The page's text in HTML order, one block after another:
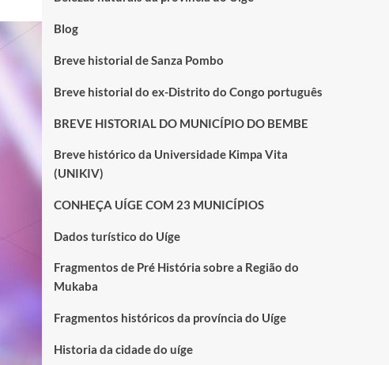
Blog
Breve historial de Sanza Pombo
Breve historial do ex-Distrito do Congo português
BREVE HISTORIAL DO MUNICÍPIO DO BEMBE
Breve histórico da Universidade Kimpa Vita
(UNIKIV)
CONHEÇA UÍGE COM 23 MUNICÍPIOS
Dados turístico do Uíge
Fragmentos de Pré História sobre a Região do
Mukaba
Fragmentos históricos da província do Uíge
Historia da cidade do uíge